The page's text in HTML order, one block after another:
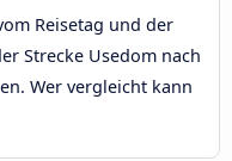
Reisetag und der
Strecke Usedom nach
Wer vergleicht kann